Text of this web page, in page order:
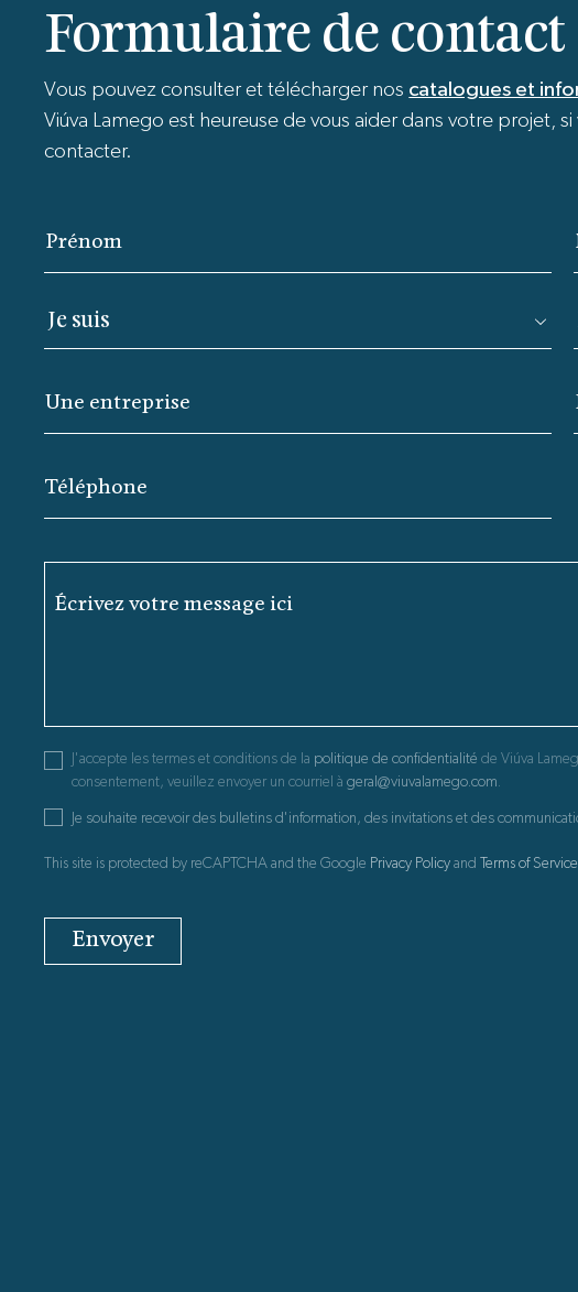
Formulaire de contact
Vous pouvez consulter et télécharger nos catalogues et
Viúva Lamego est heureuse de vous aider dans votre projet,
contacter.
Prénom
Une entreprise
Téléphone
Écrivez votre message ici
J'accepte les termes et conditions de la politique de confidentialité de Viúva
consentement, veuillez envoyer un courriel à geral@viuvalamego.com
Je souhaite recevoir des bulletins d'information, des invitations et des
This site is protected by reCAPTCHA and the Google Privacy Policy andTerms of Service
Envoyer